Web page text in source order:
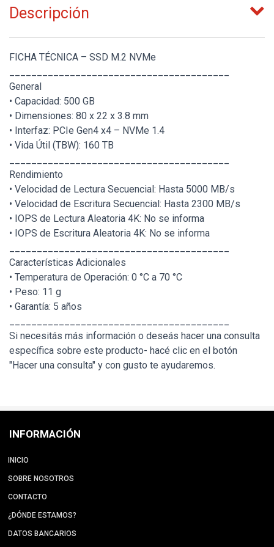
Descripción
FICHA TÉCNICA – SSD M.2 NVMe
General
• Capacidad: 500 GB
• Dimensiones: 80 x 22 x 3.8 mm
• Interfaz: PCIe Gen4 x4 – NVMe 1.4
• Vida Útil (TBW): 160 TB
Rendimiento
• Velocidad de Lectura Secuencial: Hasta 5000 MB/s
• Velocidad de Escritura Secuencial: Hasta 2300 MB/s
• IOPS de Lectura Aleatoria 4K: No se informa
• IOPS de Escritura Aleatoria 4K: No se informa
Características Adicionales
• Temperatura de Operación: 0 °C a 70 °C
• Peso: 11 g
• Garantía: 5 años
Si necesitás más información o deseás hacer una consulta
específica sobre este producto- hacé clic en el botón
"Hacer una consulta" y con gusto te ayudaremos.
INFORMACIÓN
INICIO
SOBRE NOSOTROS
CONTACTO
¿DÓNDE ESTAMOS?
DATOS BANCARIOS